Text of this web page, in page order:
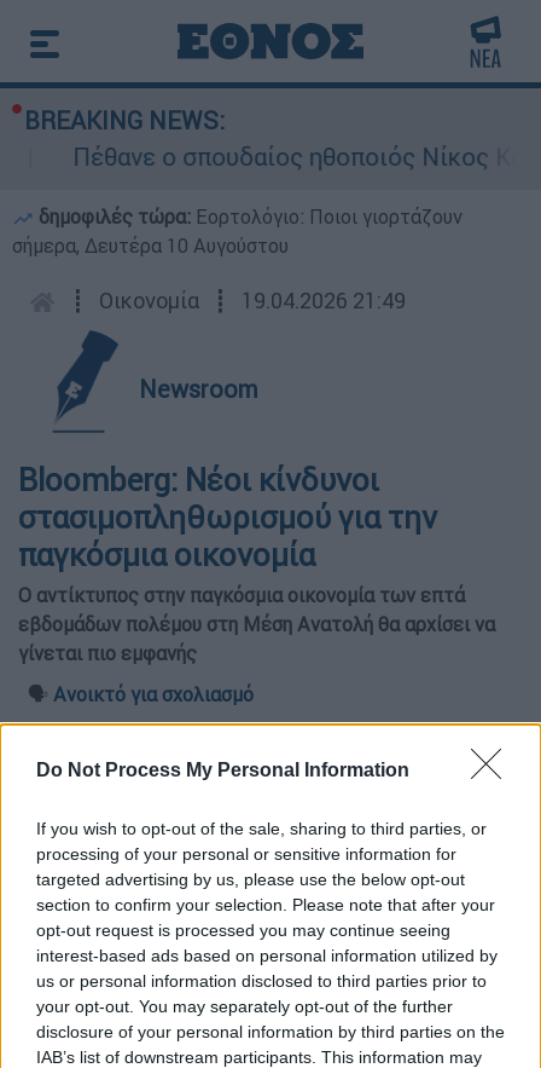
Do Not Process My Personal Information
If you wish to opt-out of the sale, sharing to third parties, or
processing of your personal or sensitive information for
targeted advertising by us, please use the below opt-out
section to confirm your selection. Please note that after your
opt-out request is processed you may continue seeing
interest-based ads based on personal information utilized by
us or personal information disclosed to third parties prior to
your opt-out. You may separately opt-out of the further
disclosure of your personal information by third parties on the
IAB’s list of downstream participants. This information may
BREAKING NEWS:
Πέθανε ο σπουδαίος ηθοποιός Νίκος
δημοφιλές τώρα: Εορτολόγιο: Ποιοι γιορτάζουν
σήμερα, Δευτέρα 10 Αυγούστου
┋ Οικονομία ┋ 19.04.2026 21:49
Newsroom
Bloomberg: Νέοι κίνδυνοι
στασιμοπληθωρισμού για την
παγκόσμια οικονομία
Ο αντίκτυπος στην παγκόσμια οικονομία των επτά
εβδομάδων πολέμου στη Μέση Ανατολή θα αρχίσει να
γίνεται πιο εμφανής
🗣️ Ανοικτό για σχολιασμό
Τουρκία οικονομία